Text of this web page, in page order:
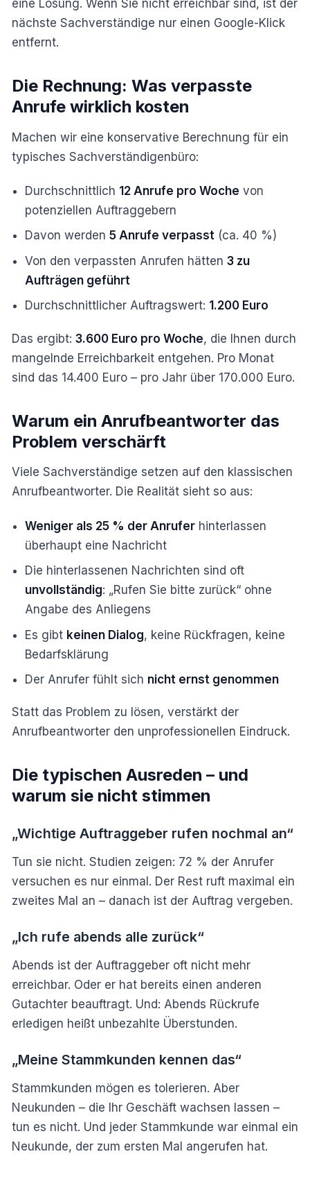
eine Lösung. Wenn Sie nicht erreichbar sind, ist der
nächste Sachverständige nur einen Google-Klick
entfernt.
Die Rechnung: Was verpasste
Anrufe wirklich kosten
Machen wir eine konservative Berechnung für ein
typisches Sachverständigenbüro:
Durchschnittlich 12 Anrufe pro Woche von
potenziellen Auftraggebern
Davon werden5 Anrufe verpasst (ca. 40 %)
Von den verpassten Anrufen hätten3 zu
Aufträgen geführt
Durchschnittlicher Auftragswert: 1.200 Euro
Das ergibt: 3.600 Euro pro Woche, die Ihnen durch
mangelnde Erreichbarkeit entgehen. Pro Monat
sind das 14.400 Euro – pro Jahr über 170.000 Euro.
Warum ein Anrufbeantworter das
Problem verschärft
Viele Sachverständige setzen auf den klassischen
Anrufbeantworter. Die Realität sieht so aus:
Weniger als 25 % der Anrufer hinterlassen
überhaupt eine Nachricht
Die hinterlassenen Nachrichten sind oft
unvollständig: „Rufen Sie bitte zurück“ ohne
Angabe des Anliegens
Es gibt keinen Dialog, keine Rückfragen, keine
Bedarfsklärung
Der Anrufer fühlt sich nicht ernst genommen
Statt das Problem zu lösen, verstärkt der
Anrufbeantworter den unprofessionellen Eindruck.
Die typischen Ausreden – und
warum sie nicht stimmen
„Wichtige Auftraggeber rufen nochmal an“
Tun sie nicht. Studien zeigen: 72 % der Anrufer
versuchen es nur einmal. Der Rest ruft maximal ein
zweites Mal an – danach ist der Auftrag vergeben.
„Ich rufe abends alle zurück“
Abends ist der Auftraggeber oft nicht mehr
erreichbar. Oder er hat bereits einen anderen
Gutachter beauftragt. Und: Abends Rückrufe
erledigen heißt unbezahlte Überstunden.
„Meine Stammkunden kennen das“
Stammkunden mögen es tolerieren. Aber
Neukunden – die Ihr Geschäft wachsen lassen –
tun es nicht. Und jeder Stammkunde war einmal ein
Neukunde, der zum ersten Mal angerufen hat.